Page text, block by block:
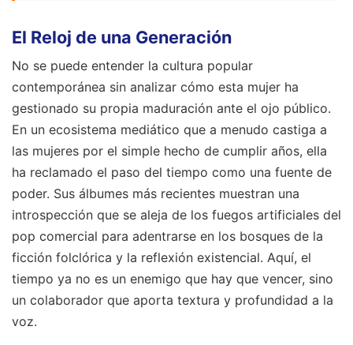
El Reloj de una Generación
No se puede entender la cultura popular
contemporánea sin analizar cómo esta mujer ha
gestionado su propia maduración ante el ojo público.
En un ecosistema mediático que a menudo castiga a
las mujeres por el simple hecho de cumplir años, ella
ha reclamado el paso del tiempo como una fuente de
poder. Sus álbumes más recientes muestran una
introspección que se aleja de los fuegos artificiales del
pop comercial para adentrarse en los bosques de la
ficción folclórica y la reflexión existencial. Aquí, el
tiempo ya no es un enemigo que hay que vencer, sino
un colaborador que aporta textura y profundidad a la
voz.